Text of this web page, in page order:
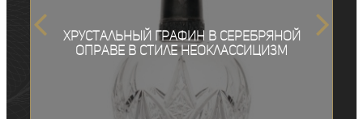
Хрустальный графин в серебряной
оправе в стиле неоклассицизм